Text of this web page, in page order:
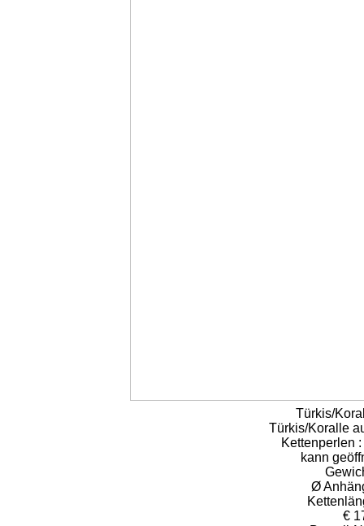
Türkis/
Türkis/Koralle
Kettenperlen
kann
Ø
€